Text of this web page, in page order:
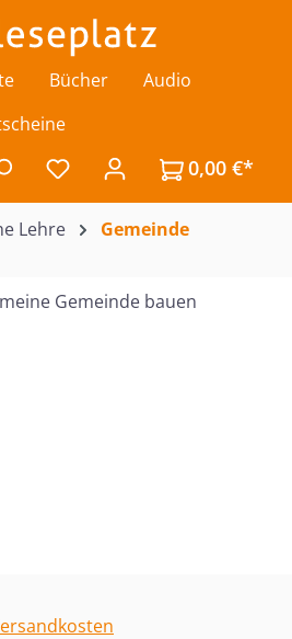
Bücher
Audio
Du hast 0 Produkte auf
0,00 €*
Lehre Gemeinde